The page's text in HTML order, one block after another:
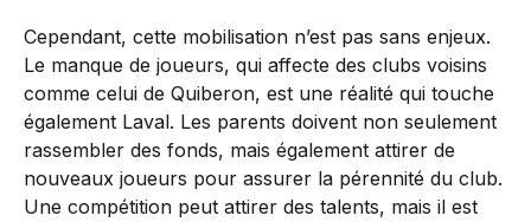
Cependant, cette mobilisation n’est pas sans enjeux.
Le manque de joueurs, qui affecte des clubs voisins
comme celui de Quiberon, est une réalité qui touche
également Laval. Les parents doivent non seulement
rassembler des fonds, mais également attirer de
nouveaux joueurs pour assurer la pérennité du club.
Une compétition peut attirer des talents, mais il est